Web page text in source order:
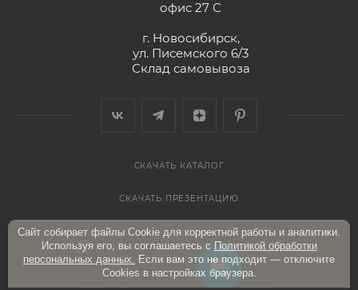
офис 27 С
г. Новосибирск,
ул. Писемского 6/3
Склад самовывоза
СКАЧАТЬ КАТАЛОГ
СКАЧАТЬ ПРЕЗЕНТАЦИЮ
ПОЛИТИКА КОНФИДЕНЦИАЛЬНОСТИ
Сайт собирает файлы Cookie для корректной работы и аналитики.
Используя его, вы соглашаетесь с Политикой обработки
персональных данных. Если вам это не подходит — отключите
Cookies в настройках браузера.